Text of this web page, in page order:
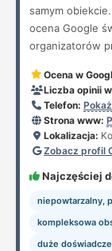
samym
ocena Google
organizatorów
Ocena w
Liczba opinii
Telefon:
Strona www:
Lokalizacja:
Zobacz profil
Najczęściej
niepowtarzalny,
kompleksowa
duże